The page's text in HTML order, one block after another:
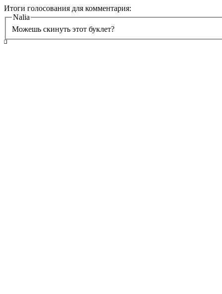
Итоги голосования для комментария:
Nalia
Можешь скинуть этот буклет?